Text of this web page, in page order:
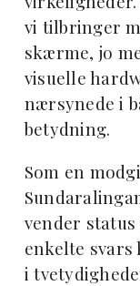
vi tilbringer
skærme, jo
visuelle
nærsynede i
betydning.
Som en
vender
enkelte
i